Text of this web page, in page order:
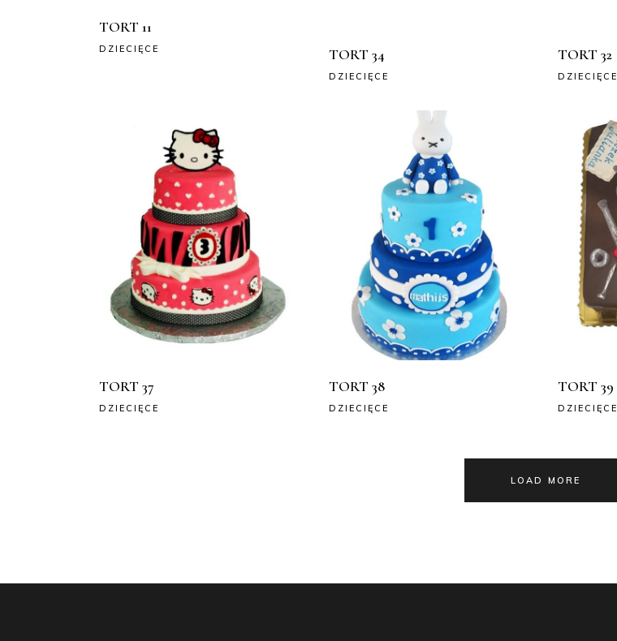
TORT 11
DZIECIĘCE TORT 34
DZIECIĘCE
TORT 32
DZIECIĘCE
TORT 37
DZIECIĘCE
TORT 38
DZIECIĘCE
TORT 39
DZIECIĘCE
LOAD MORE